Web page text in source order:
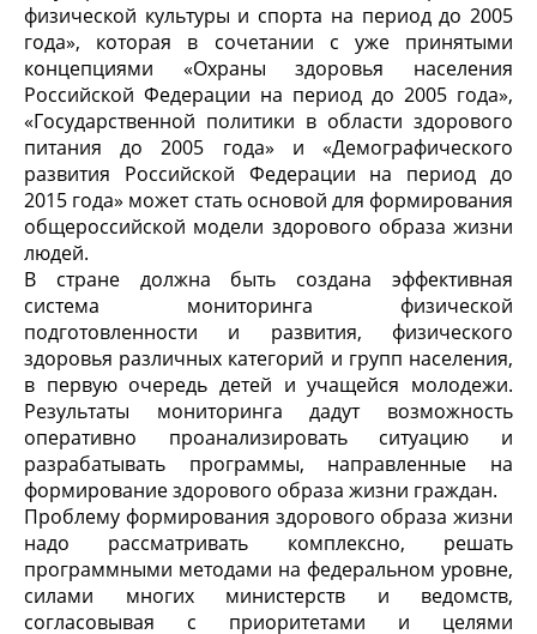
физической культуры и спорта на период до 2005
года», которая в сочетании с уже принятыми
концепциями «Охраны здоровья населения
Российской Федерации на период до 2005 года»,
«Государственной политики в области здорового
питания до 2005 года» и «Демографического
развития Российской Федерации на период до
2015 года» может стать основой для формирования
общероссийской модели здорового образа жизни
людей.
В стране должна быть создана эффективная
система мониторинга физической
подготовленности и развития, физического
здоровья различных категорий и групп населения,
в первую очередь детей и учащейся молодежи.
Результаты мониторинга дадут возможность
оперативно проанализировать ситуацию и
разрабатывать программы, направленные на
формирование здорового образа жизни граждан.
Проблему формирования здорового образа жизни
надо рассматривать комплексно, решать
программными методами на федеральном уровне,
силами многих министерств и ведомств,
согласовывая с приоритетами и целями